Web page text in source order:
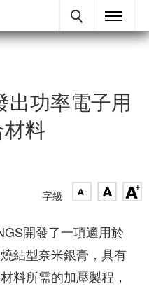
出功率電子用
料
字級
開發了一項適用於
結型奈米銀膏，具有
料所需的加壓製程，